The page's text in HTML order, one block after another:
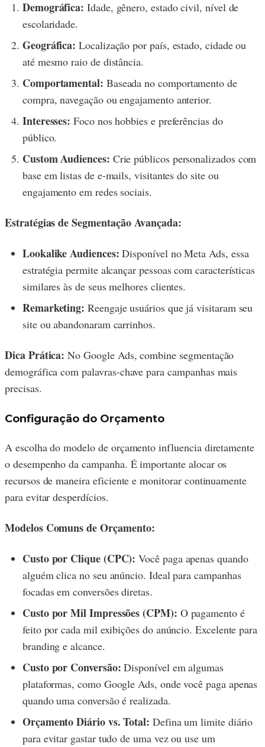
Demográfica: Idade, gênero, estado civil, nível de
escolaridade.
Geográfica: Localização por país, estado, cidade ou
até mesmo raio de distância.
Comportamental: Baseada no comportamento de
compra, navegação ou engajamento anterior.
Interesses: Foco nos hobbies e preferências do
público.
Custom Audiences: Crie públicos personalizados com
base em listas de e-mails, visitantes do site ou
engajamento em redes sociais.
Estratégias de Segmentação Avançada:
Lookalike Audiences: Disponível no Meta Ads, essa
estratégia permite alcançar pessoas com características
similares às de seus melhores clientes.
Remarketing: Reengaje usuários que já visitaram seu
site ou abandonaram carrinhos.
Dica Prática: No Google Ads, combine segmentação
demográfica com palavras-chave para campanhas mais
precisas.
Configuração do Orçamento
A escolha do modelo de orçamento influencia diretamente
o desempenho da campanha. É importante alocar os
recursos de maneira eficiente e monitorar continuamente
para evitar desperdícios.
Modelos Comuns de Orçamento:
Custo por Clique (CPC): Você paga apenas quando
alguém clica no seu anúncio. Ideal para campanhas
focadas em conversões diretas.
Custo por Mil Impressões (CPM): O pagamento é
feito por cada mil exibições do anúncio. Excelente para
branding e alcance.
Custo por Conversão: Disponível em algumas
plataformas, como Google Ads, onde você paga apenas
quando uma conversão é realizada.
Orçamento Diário vs. Total: Defina um limite diário
para evitar gastar tudo de uma vez ou use um